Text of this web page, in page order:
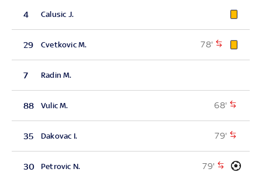
4 Calusic J.
29 Cvetkovic M. 78'
7 Radin M.
88 Vulic M. 68'
35 Dakovac I. 79'
30 Petrovic N. 79'